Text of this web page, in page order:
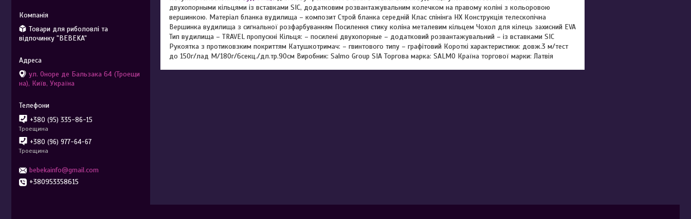
двухопорными кільцями із вставками SIC, додатковим розвантажувальним колечком на правому коліні з кольоровою
вершинкою. Матеріал бланка вудилища – композит Строй бланка середній Клас спінінга HX Конструкція телескопічна
Вершинка вудилища з сигнальної розфарбуванням Посилення стику коліна металевим кільцем Чохол для кілець захисний EVA
Тип вудилища – TRAVEL пропускні Кільця: – посилені двухопорные – додатковий розвантажувальний – із вставками SIC
Рукоятка з протиковзким покриттям Катушкотримач: – гвинтового типу – графітовий Короткі характеристики: довж.3 м/тест
до 150г/лад M/180г/6секц./дл.тр.90см Виробник: Salmo Group SIA Торгова марка: SALMO Країна торгової марки: Латвія
Товари для риболовлі та
відпочинку "BEBEKA"
ул. Оноре де Бальзака 64 (Троещи
на), Київ, Україна
+380 (95) 335-86-15
Троещина
+380 (96) 977-64-67
Троещина
bebekainfo@gmail.com
+380953358615